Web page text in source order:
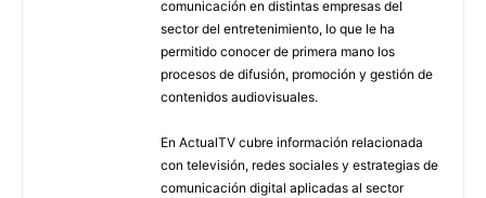
comunicación en distintas empresas del
sector del entretenimiento, lo que le ha
permitido conocer de primera mano los
procesos de difusión, promoción y gestión de
contenidos audiovisuales.
En ActualTV cubre información relacionada
con televisión, redes sociales y estrategias de
comunicación digital aplicadas al sector